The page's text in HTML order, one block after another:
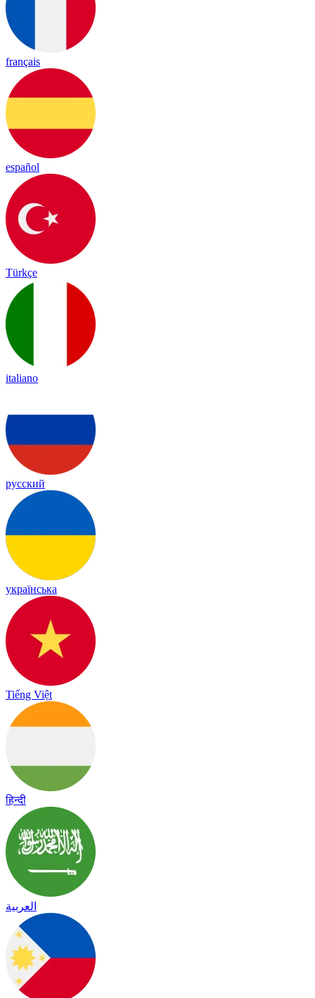
français
español
Türkçe
italiano
русский
українська
Tiếng Việt
हिन्दी
العربية